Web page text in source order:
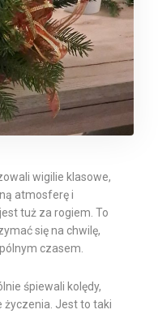
wigilie klasowe,
atmosferę i
tuż za rogiem. To
się na chwilę,
czasem.
śpiewali kolędy,
życzenia. Jest to taki